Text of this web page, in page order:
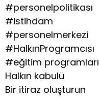
#personelpolitikası
#istihdam
#personelmerkezi
#HalkınProgramcısı
#eğitim programları
Halkın kabulü
Bir itiraz oluşturun